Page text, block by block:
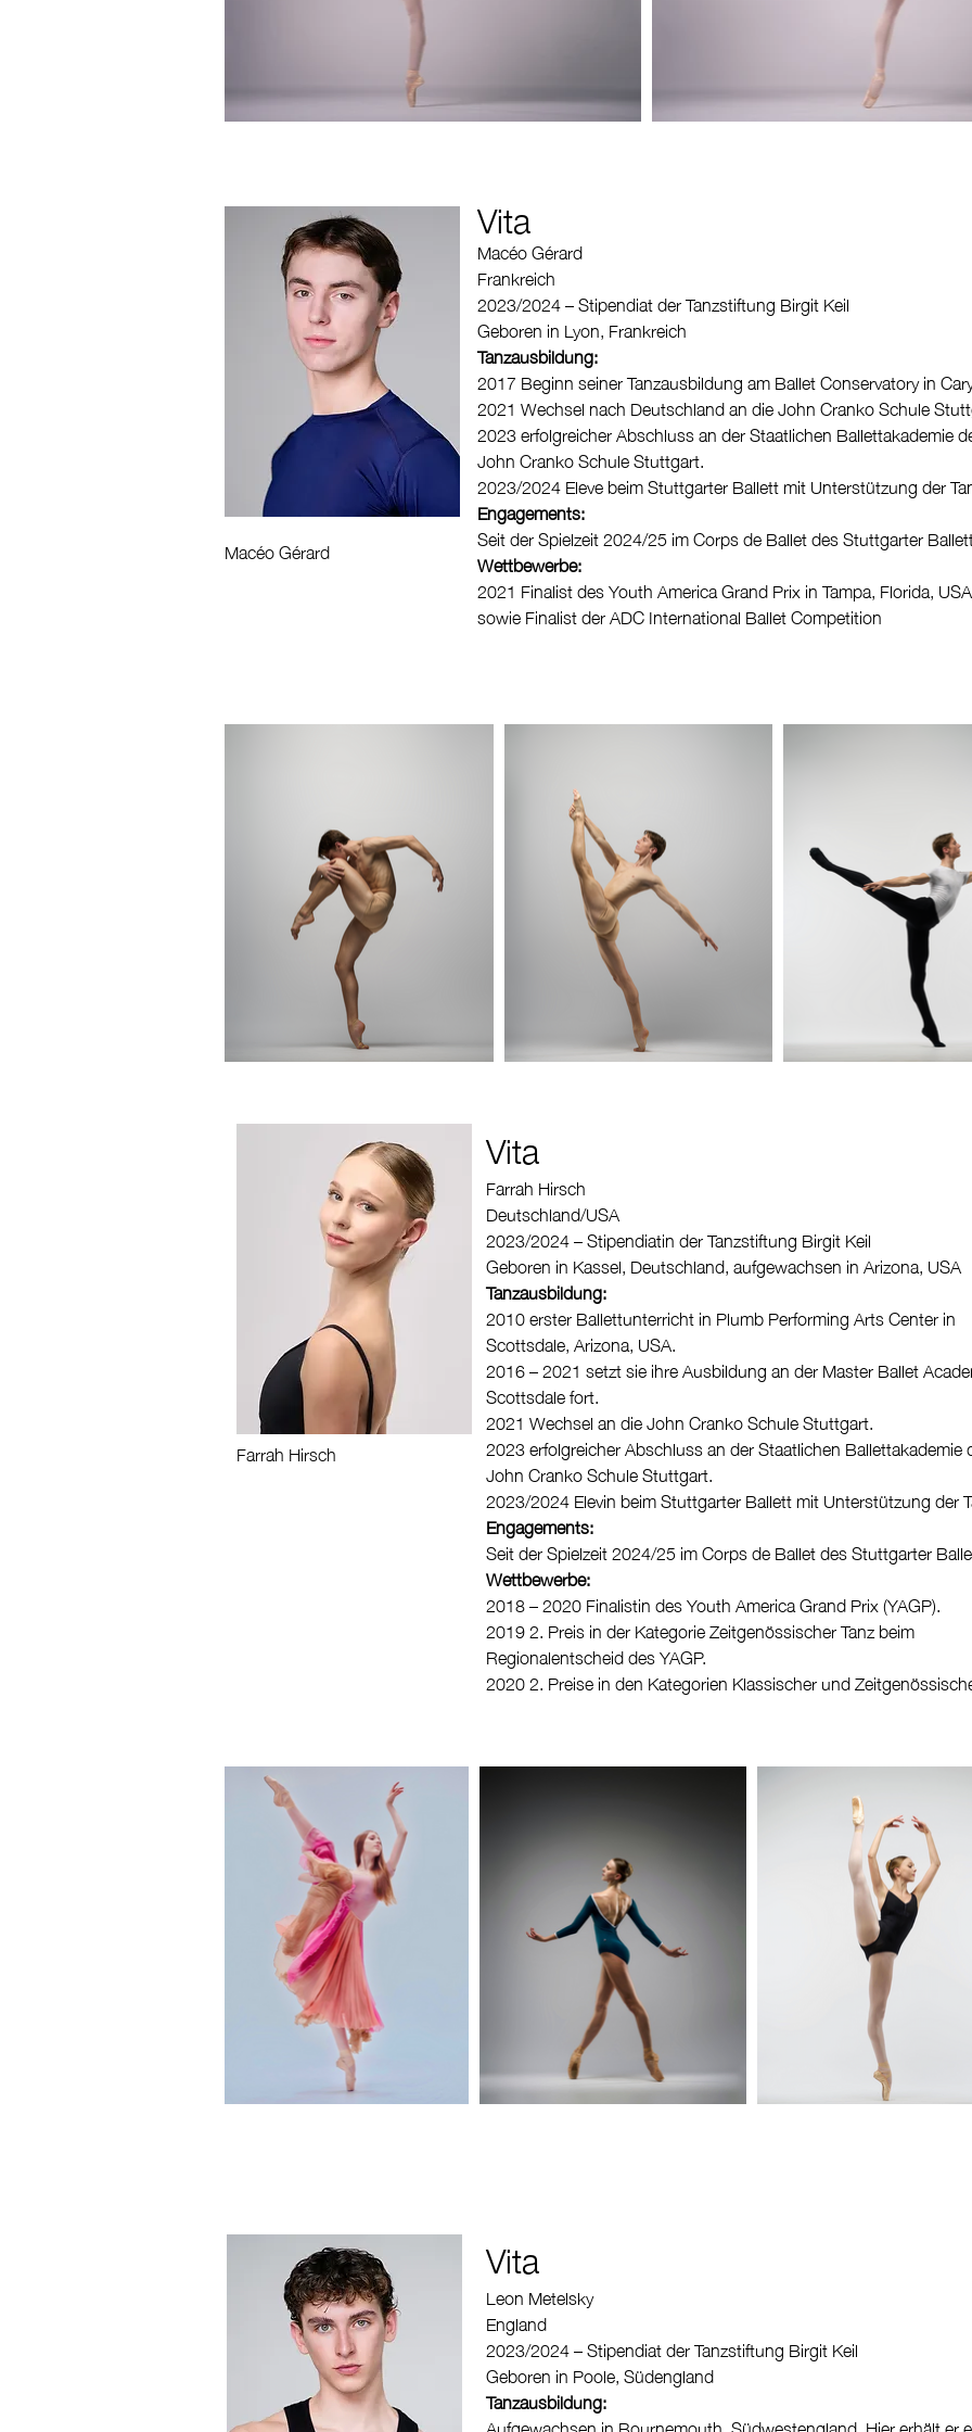
Vita
Macéo Gérard
Frankreich
2023/2024 – Stipendiat der Tanzstiftung Birgit Keil
Geboren in Lyon, Frankreich
Tanzausbildung:
2017 Beginn seiner Tanzausbildung am Ballet Conservatory in
2021 Wechsel nach Deutschland an die John Cranko Schule
2023 erfolgreicher Abschluss an der Staatlichen Ballettakademie
John Cranko Schule Stuttgart.
2023/2024 Eleve beim Stuttgarter Ballett mit Unterstützung der
Engagements:
Seit der Spielzeit 2024/25 im Corps de Ballet des Stuttgarter
Wettbewerbe:
2021 Finalist des Youth America Grand Prix in Tampa, Florida, USA
sowie Finalist der ADC International Ballet Competition
Macéo Gérard
Farrah Hirsch
Vita
Farrah Hirsch
Deutschland/USA
2023/2024 – Stipendiatin der Tanzstiftung Birgit Keil
Geboren in Kassel, Deutschland, aufgewachsen in Arizona, USA
Tanzausbildung:
2010 erster Ballettunterricht in Plumb Performing Arts Center in
Scottsdale, Arizona, USA.
2016 – 2021 setzt sie ihre Ausbildung an der Master Ballet
Scottsdale fort.
2021 Wechsel an die John Cranko Schule Stuttgart.
2023 erfolgreicher Abschluss an der Staatlichen Ballettakademie
John Cranko Schule Stuttgart.
2023/2024 Elevin beim Stuttgarter Ballett mit Unterstützung der
Engagements:
Seit der Spielzeit 2024/25 im Corps de Ballet des Stuttgarter
Wettbewerbe:
2018 – 2020 Finalistin des Youth America Grand Prix (YAGP).
2019 2. Preis in der Kategorie Zeitgenössischer Tanz beim
Regionalentscheid des YAGP.
2020 2. Preise in den Kategorien Klassischer und
Vita
Leon Metelsky
England
2023/2024 – Stipendiat der Tanzstiftung Birgit Keil
Geboren in Poole, Südengland
Tanzausbildung: